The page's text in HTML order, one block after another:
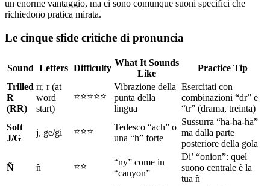
un enorme vantaggio, ma ci sono comunque suoni specifici che
richiedono pratica mirata.
Le cinque sfide critiche di pronuncia
Sound Letters Difficulty
What It Sounds
Like
Practice Tip
Trilled
R
(RR)
rr, r (at
word
start)
⭐⭐⭐⭐⭐
Vibrazione della
punta della
lingua
Esercitati con
combinazioni “dr” e
“tr” (drama, treinta)
Soft
J/G
j, ge/gi ⭐⭐⭐
Tedesco “ach” o
una “h” forte
Sussurra “ha-ha-ha”
ma dalla parte
posteriore della gola
Ñ ñ ⭐⭐
“ny” come in
“canyon”
Di’ “onion”: quel
suono centrale è la
tua ñ